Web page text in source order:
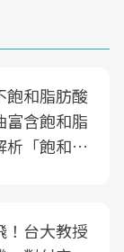
飽和脂肪酸
富含飽和脂
析「飽和脂
！台大教授